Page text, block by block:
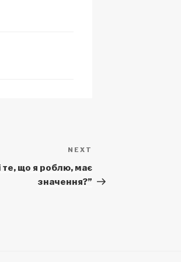
Post
NEXT
те, що я роблю, має
значення?”